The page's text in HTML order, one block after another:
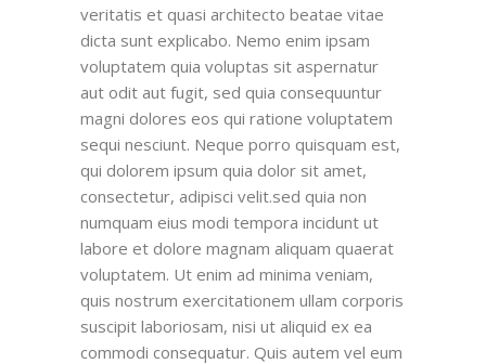
veritatis et quasi architecto beatae vitae
dicta sunt explicabo. Nemo enim ipsam
voluptatem quia voluptas sit aspernatur
aut odit aut fugit, sed quia consequuntur
magni dolores eos qui ratione voluptatem
sequi nesciunt. Neque porro quisquam est,
qui dolorem ipsum quia dolor sit amet,
consectetur, adipisci velit.sed quia non
numquam eius modi tempora incidunt ut
labore et dolore magnam aliquam quaerat
voluptatem. Ut enim ad minima veniam,
quis nostrum exercitationem ullam corporis
suscipit laboriosam, nisi ut aliquid ex ea
commodi consequatur. Quis autem vel eum